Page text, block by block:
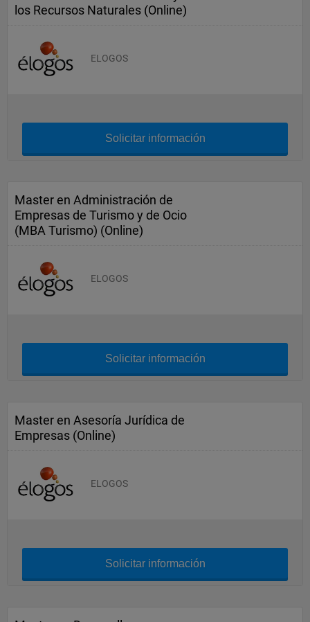
los Recursos Naturales (Online)
ELOGOS
Solicitar información
Master en Administración de
Empresas de Turismo y de Ocio
(MBA Turismo) (Online)
ELOGOS
Solicitar información
Master en Asesoría Jurídica de
Empresas (Online)
ELOGOS
Solicitar información